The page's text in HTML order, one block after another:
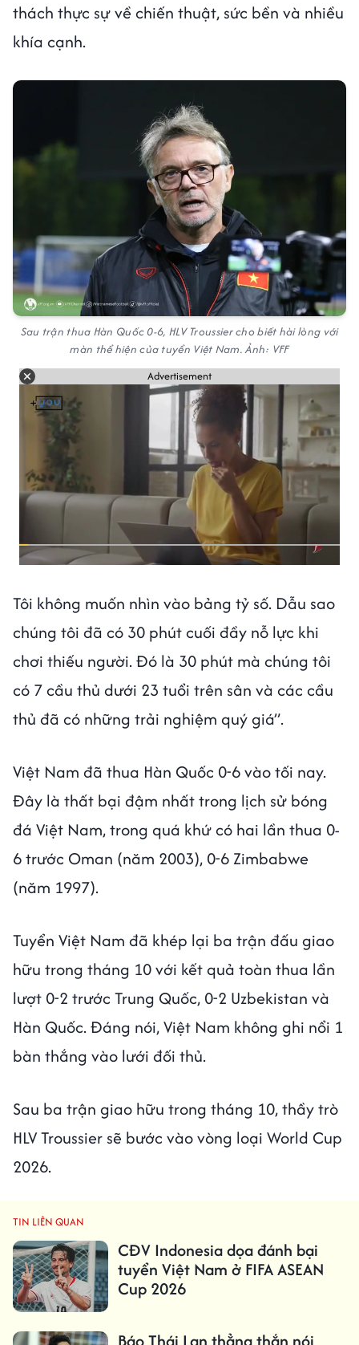
thách thực sự về chiến thuật, sức bền và nhiều
khía cạnh.
Sau trận thua Hàn Quốc 0-6, HLV Troussier cho biết hài lòng với
màn thể hiện của tuyển Việt Nam. Ảnh: VFF
Advertisement
Tôi không muốn nhìn vào bảng tỷ số. Dẫu sao
chúng tôi đã có 30 phút cuối đầy nỗ lực khi
chơi thiếu người. Đó là 30 phút mà chúng tôi
có 7 cầu thủ dưới 23 tuổi trên sân và các cầu
thủ đã có những trải nghiệm quý giá”.
Việt Nam đã thua Hàn Quốc 0-6 vào tối nay.
Đây là thất bại đậm nhất trong lịch sử bóng
đá Việt Nam, trong quá khứ có hai lần thua 0-
6 trước Oman (năm 2003), 0-6 Zimbabwe
(năm 1997).
Tuyển Việt Nam đã khép lại ba trận đấu giao
hữu trong tháng 10 với kết quả toàn thua lần
lượt 0-2 trước Trung Quốc, 0-2 Uzbekistan và
Hàn Quốc. Đáng nói, Việt Nam không ghi nổi 1
bàn thắng vào lưới đối thủ.
Sau ba trận giao hữu trong tháng 10, thầy trò
HLV Troussier sẽ bước vào vòng loại World Cup
2026.
TIN LIÊN QUAN
CĐV Indonesia dọa đánh bại
tuyển Việt Nam ở FIFA ASEAN
Cup 2026